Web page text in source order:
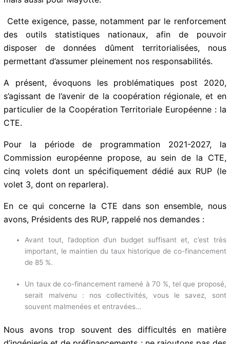
au Premier ministre, dans cette visée, pour Saint-
Martin, mais aussi pour Mayotte.
Cette exigence, passe, notamment par le
pouvoir disposer de données dûment territorialisées,
nous permettant d’assumer pleinement nos
responsabilités.
s’agissant de l’avenir de la coopération régionale, et en
particulier de la Coopération Territoriale Européenne :
la CTE.
Commission européenne propose, au sein de la CTE,
cinq volets dont un spécifiquement dédié aux RUP (le
volet 3, dont on reparlera).
En ce qui concerne la CTE dans son ensemble, nous
Avant tout, l’adoption d’un budget suffisant et, c’est très
important, le maintien du taux historique de co-
Un taux de co-financement ramené à 70 %, tel que